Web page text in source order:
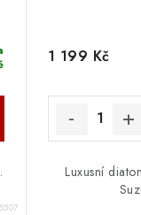
1 199 Kč
Luxusní